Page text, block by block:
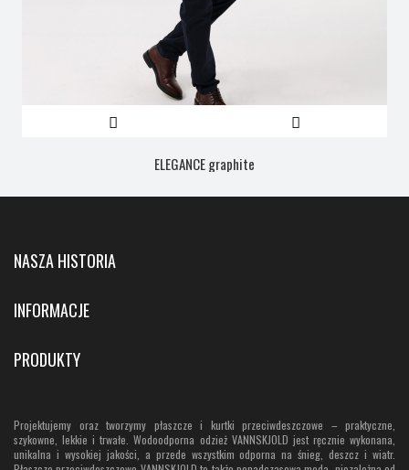
ELEGANCE graphite
NASZA HISTORIA
INFORMACJE
PRODUKTY
Projektujemy oraz tworzymy płaszcze i kurtki przeciwdeszczowe – praktyczne,
szykowne, lekkie i trwałe. Wodoodporna odzież VANNSKJOLD jest ręcznie wykonana,
unikalna i wysokiej jakości, a przede wszystkim odporna na śnieg, deszcz i wiatr.